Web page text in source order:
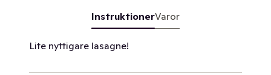
InstruktionerVaror
Lite nyttigare lasagne!